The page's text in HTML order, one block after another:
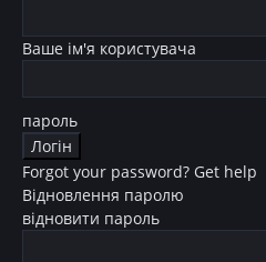
Ваше ім'я користувача
пароль
Forgot your password? Get help
Відновлення паролю
відновити пароль